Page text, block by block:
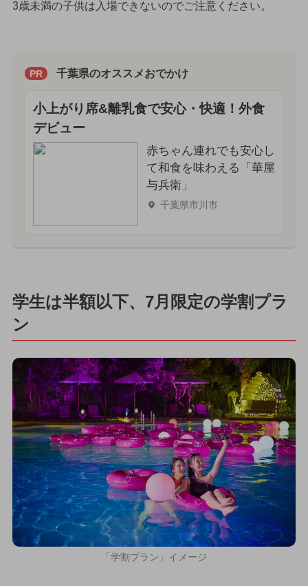
3歳未満の子供は入場できないのでご注意ください。
PR 千葉県のオススメおでかけ
小上がり席&離乳食で安心・快適！外食
デビュー
赤ちゃん連れでも安心し
て和食を味わえる「華屋
与兵衛」
千葉県市川市
学生は半額以下、7月限定の学割プラ
ン
「学割プラン」イメージ